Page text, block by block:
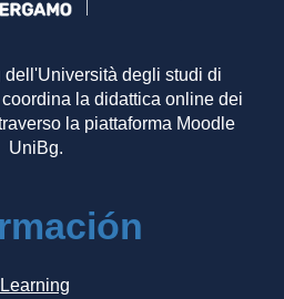
dell'Università degli studi di
la didattica online dei
la piattaforma Moodle
UniBg.